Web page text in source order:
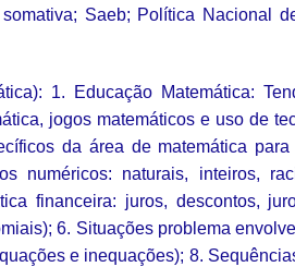
Saeb; Política Nacional
1. Educação Matemática:
jogos matemáticos e uso de
da área de matemática
numéricos: naturais, inteiros,
financeira: juros, descontos,
6. Situações problema
e inequações); 8.